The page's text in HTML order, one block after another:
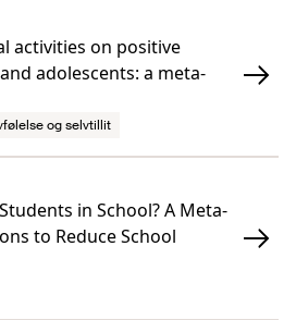
activities on positive
adolescents: a meta-
og selvtillit
in School? A Meta-
to Reduce School